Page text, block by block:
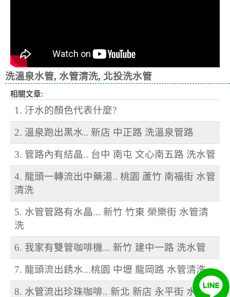
洗溫泉水管, 水管清洗, 北投洗水管
相關文章:
1. 汙水的顏色代表什麼?
2. 溫泉跑出黑水.. 新店 中正路 洗溫泉管路
3. 管路內有結晶.. 台中 南屯 文心南五路 洗水管
4. 龍頭一轉流出中藥湯.. 桃園 蘆竹 南福街 水管
清洗
5. 水管管路有水晶... 新竹 竹東 榮樂街 水管清
洗
6. 我家有雙管咖啡機... 新竹 建中一路 洗水管
7. 龍頭流出銹水...桃園 中壢 龍岡路 水管清洗
8. 水管流出珍珠咖啡.. 新北 新店 永平街 水管清